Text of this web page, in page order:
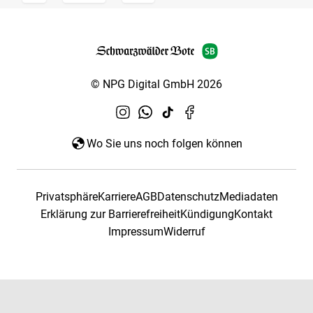
© NPG Digital GmbH 2026
Wo Sie uns noch folgen können
PrivatsphäreKarriereAGBDatenschutzMediadaten
Erklärung zur BarrierefreiheitKündigungKontakt
ImpressumWiderruf